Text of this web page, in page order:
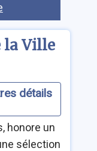
la Ville
détails
honore un
sélection